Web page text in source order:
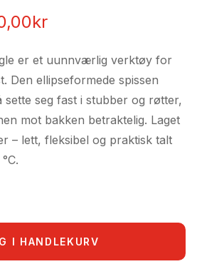
krNåværende
er:
2.290,00kr.
er et uunnværlig verktøy for
Den ellipseformede spissen
seg fast i stubber og røtter,
mot bakken betraktelig. Laget
– lett, fleksibel og praktisk talt
I HANDLEKURV